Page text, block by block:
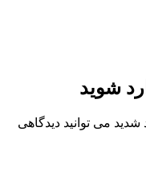
شوید
می توانید دیدگاهی